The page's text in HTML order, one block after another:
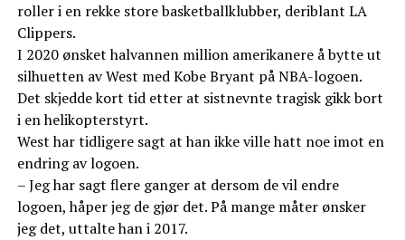
roller i en rekke store basketballklubber, deriblant LA
Clippers.
I 2020 ønsket halvannen million amerikanere å bytte ut
silhuetten av West med Kobe Bryant på NBA-logoen.
Det skjedde kort tid etter at sistnevnte tragisk gikk bort
i en helikopterstyrt.
West har tidligere sagt at han ikke ville hatt noe imot en
endring av logoen.
– Jeg har sagt flere ganger at dersom de vil endre
logoen, håper jeg de gjør det. På mange måter ønsker
jeg det, uttalte han i 2017.